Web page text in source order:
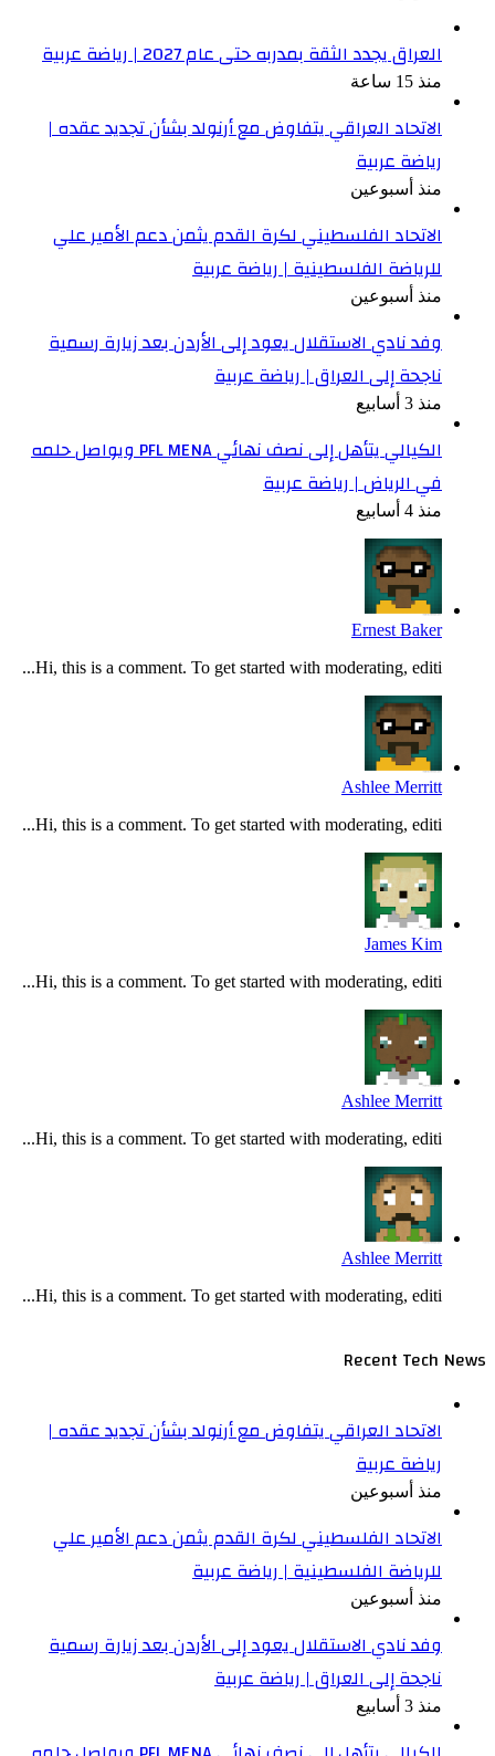
العراق يجدد الثقة بمدربه حتى عام 2027 | رياضة عربية
منذ 15 ساعة
الاتحاد العراقي يتفاوض مع أرنولد بشأن تجديد عقده |
رياضة عربية
منذ أسبوعين
الاتحاد الفلسطيني لكرة القدم يثمن دعم الأمير علي
للرياضة الفلسطينية | رياضة عربية
منذ أسبوعين
وفد نادي الاستقلال يعود إلى الأردن بعد زيارة رسمية
ناجحة إلى العراق | رياضة عربية
منذ 3 أسابيع
الكيالي يتأهل إلى نصف نهائي PFL MENA ويواصل حلمه
في الرياض | رياضة عربية
منذ 4 أسابيع
Ernest Baker
Hi, this is a comment. To get started with moderating, editi...
Ashlee Merritt
Hi, this is a comment. To get started with moderating, editi...
James Kim
Hi, this is a comment. To get started with moderating, editi...
Ashlee Merritt
Hi, this is a comment. To get started with moderating, editi...
Ashlee Merritt
Hi, this is a comment. To get started with moderating, editi...
Recent Tech News
الاتحاد العراقي يتفاوض مع أرنولد بشأن تجديد عقده |
رياضة عربية
منذ أسبوعين
الاتحاد الفلسطيني لكرة القدم يثمن دعم الأمير علي
للرياضة الفلسطينية | رياضة عربية
منذ أسبوعين
وفد نادي الاستقلال يعود إلى الأردن بعد زيارة رسمية
ناجحة إلى العراق | رياضة عربية
منذ 3 أسابيع